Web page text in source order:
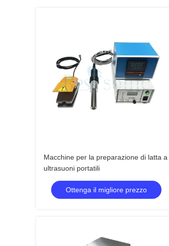
Macchine per la preparazione di latta a
ultrasuoni portatili
Ottenga il migliore prezzo